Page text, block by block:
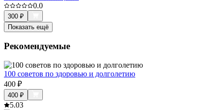
0.0
300 ₽
Показать ещё
Рекомендуемые
100 советов по здоровью и долголетию
400 ₽
400 ₽
5.03